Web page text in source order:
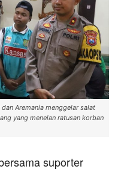
Aremania menggelar salat
yang menelan ratusan korban
suporter